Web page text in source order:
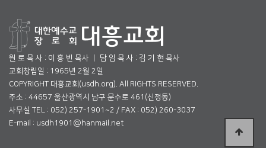
원 로 목 사 : 이 흥 빈 목사 ㅣ 담 임 목 사 : 김 기 현 목사
교회창립일 : 1965년 2월 2일
COPYRIGHT 대흥교회(usdh.org). All RIGHTS RESERVED.
주소 : 44657 울산광역시 남구 문수로 461(신정동)
사무실 TEL : 052) 257-1901~2 / FAX : 052) 260-3037
E-mail : usdh1901@hanmail.net